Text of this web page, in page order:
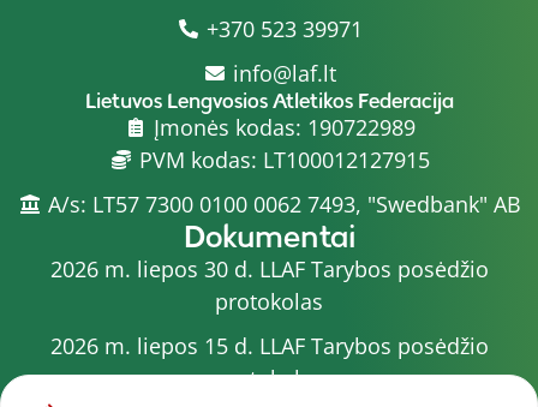
+370 523 39971
info@laf.lt
Lietuvos Lengvosios Atletikos Federacija
Įmonės kodas: 190722989
PVM kodas: LT100012127915
A/s: LT57 7300 0100 0062 7493, "Swedbank" AB
Dokumentai
2026 m. liepos 30 d. LLAF Tarybos posėdžio
protokolas
2026 m. liepos 15 d. LLAF Tarybos posėdžio
protokolas